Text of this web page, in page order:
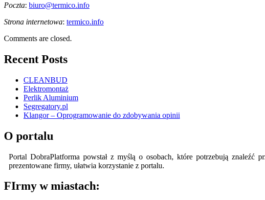
Poczta: biuro@termico.info
Strona internetowa: termico.info
Comments are closed.
Recent Posts
CLEANBUD
Elektromontaż
Perlik Aluminium
Segregatory.pl
Klangor – Oprogramowanie do zdobywania opinii
O portalu
Portal DobraPlatforma powstał z myślą o osobach, które potrzebują znaleźć
prezentowane firmy, ułatwia korzystanie z portalu.
FIrmy w miastach: